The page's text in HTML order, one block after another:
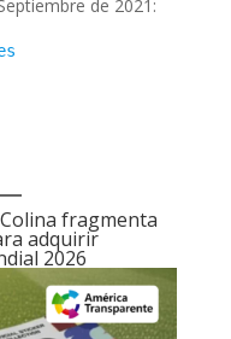
de 2021:
fragmenta
adquirir
2026